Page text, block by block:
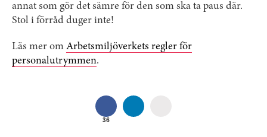
annat som gör det sämre för den som ska ta paus där.
Stol i förråd duger inte!
Läs mer om Arbetsmiljöverkets regler för
personalutrymmen.
36